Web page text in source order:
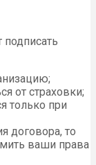
подписать
от страховки;
только при
договора, то
ваши права